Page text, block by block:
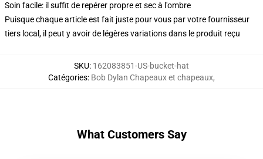
Soin facile: il suffit de repérer propre et sec à l'ombre
Puisque chaque article est fait juste pour vous par votre fournisseur
tiers local, il peut y avoir de légères variations dans le produit reçu
SKU: 162083851-US-bucket-hat
Catégories: Bob Dylan Chapeaux et chapeaux,
What Customers Say